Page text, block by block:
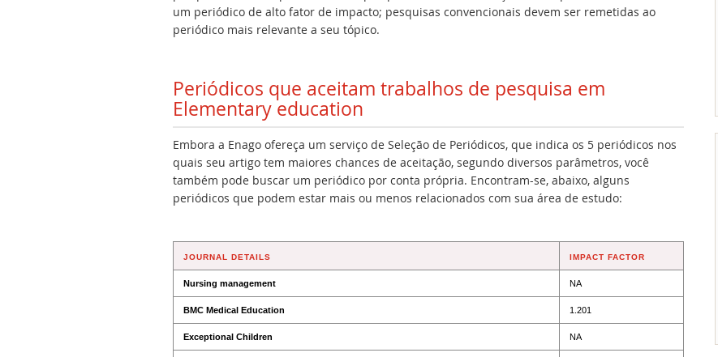
um periódico de alto fator de impacto; pesquisas convencionais devem ser remetidas ao
periódico mais relevante a seu tópico.
Periódicos que aceitam trabalhos de pesquisa em
Elementary education
Embora a Enago ofereça um serviço de Seleção de Periódicos, que indica os 5 periódicos nos
quais seu artigo tem maiores chances de aceitação, segundo diversos parâmetros, você
também pode buscar um periódico por conta própria. Encontram-se, abaixo, alguns
periódicos que podem estar mais ou menos relacionados com sua área de estudo:
JOURNAL DETAILS IMPACT FACTOR
Nursing management NA
BMC Medical Education 1.201
Exceptional Children NA